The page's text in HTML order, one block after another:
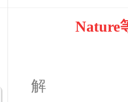
Nature
解